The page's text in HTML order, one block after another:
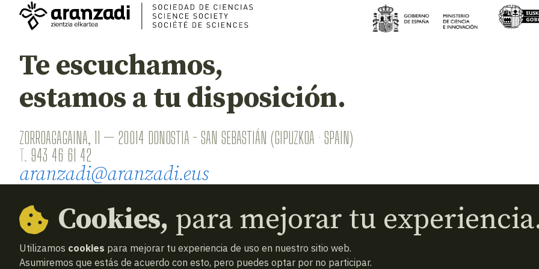
Te escuchamos,
estamos a tu disposición.
ZORROAGAGAINA, 11 — 20014 DONOSTIA - SAN SEBASTIÁN (GIPUZKOA · SPAIN)
T. 943 46 61 42
aranzadi@aranzadi.eus
Cookies, para mejorar tu
Utilizamos cookies para mejorar tu experiencia de uso en nuestro sitio web.
Asumiremos que estás de acuerdo con esto, pero puedes optar por no participar.